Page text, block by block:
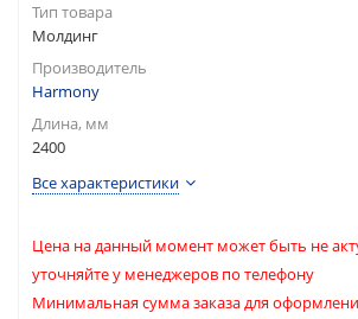
Тип товара
Молдинг
Производитель
Harmony
Длина, мм
2400
Все характеристики
Цена на данный момент может быть не
уточняйте у менеджеров по телефону
Минимальная сумма заказа для